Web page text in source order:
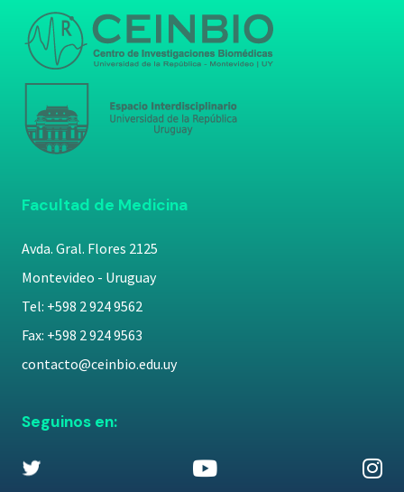
Facultad de Medicina
Avda. Gral. Flores 2125
Montevideo - Uruguay
Tel: +598 2 924 9562
Fax: +598 2 924 9563
contacto@ceinbio.edu.uy
Seguinos en: